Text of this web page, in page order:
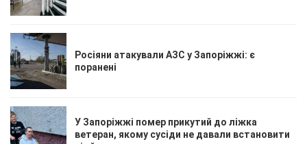
Росіяни атакували АЗС у Запоріжжі: є
поранені
У Запоріжжі помер прикутий до ліжка
ветеран, якому сусіди не давали встановити